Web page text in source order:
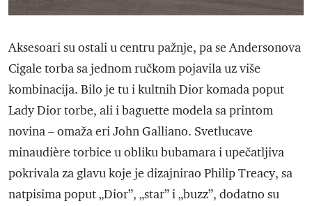
Aksesoari su ostali u centru pažnje, pa se Andersonova
Cigale torba sa jednom ručkom pojavila uz više
kombinacija. Bilo je tu i kultnih Dior komada poput
Lady Dior torbe, ali i baguette modela sa printom
novina – omaža eri John Galliano. Svetlucave
minaudière torbice u obliku bubamara i upečatljiva
pokrivala za glavu koje je dizajnirao Philip Treacy, sa
natpisima poput „Dior”, „star” i „buzz”, dodatno su